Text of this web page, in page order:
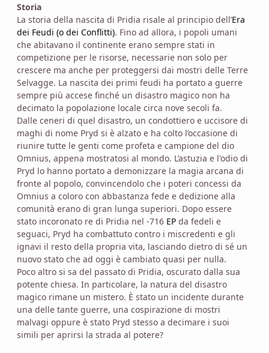
Storia
La storia della nascita di Pridia risale al principio dell’Era
dei Feudi (o dei Conflitti). Fino ad allora, i popoli umani
che abitavano il continente erano sempre stati in
competizione per le risorse, necessarie non solo per
crescere ma anche per proteggersi dai mostri delle Terre
Selvagge. La nascita dei primi feudi ha portato a guerre
sempre più accese finché un disastro magico non ha
decimato la popolazione locale circa nove secoli fa.
Dalle ceneri di quel disastro, un condottiero e uccisore di
maghi di nome Pryd si è alzato e ha colto l’occasione di
riunire tutte le genti come profeta e campione del dio
Omnius, appena mostratosi al mondo. L’astuzia e l'odio di
Pryd lo hanno portato a demonizzare la magia arcana di
fronte al popolo, convincendolo che i poteri concessi da
Omnius a coloro con abbastanza fede e dedizione alla
comunità erano di gran lunga superiori. Dopo essere
stato incoronato re di Pridia nel -716 EP da fedeli e
seguaci, Pryd ha combattuto contro i miscredenti e gli
ignavi il resto della propria vita, lasciando dietro di sé un
nuovo stato che ad oggi è cambiato quasi per nulla.
Poco altro si sa del passato di Pridia, oscurato dalla sua
potente chiesa. In particolare, la natura del disastro
magico rimane un mistero. È stato un incidente durante
una delle tante guerre, una cospirazione di mostri
malvagi oppure è stato Pryd stesso a decimare i suoi
simili per aprirsi la strada al potere?